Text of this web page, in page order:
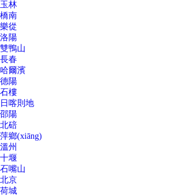
玉林
橋南
樂從
洛陽
雙鴨山
長春
哈爾濱
德陽
石樓
日喀則地
邵陽
北碚
萍鄉(xiāng)
溫州
十堰
石嘴山
北京
荷城